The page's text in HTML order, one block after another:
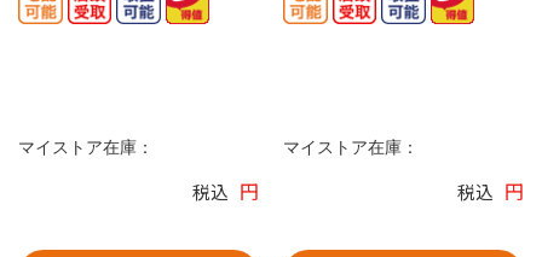
マイストア在庫：
税込 円
マイストア在庫：
税込 円